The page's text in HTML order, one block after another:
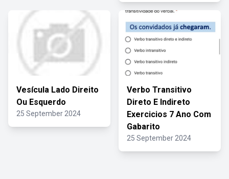
Vesícula Lado Direito
Ou Esquerdo
25 September 2024
Verbo Transitivo
Direto E Indireto
Exercicios 7 Ano Com
Gabarito
25 September 2024